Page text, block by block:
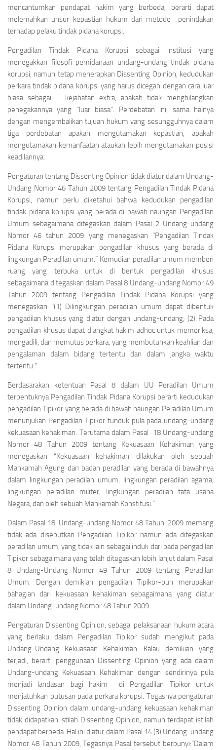
mencantumkan pendapat hakim yang berbeda, berarti dapat
melemahkan unsur kepastian hukum dari metode penindakan
terhadap pelaku tindak pidana korupsi.
Pengadilan Tindak Pidana Korupsi sebagai institusi yang
menegakkan filosofi pemidanaan undang-undang tindak pidana
korupsi, namun tetap menerapkan Dissenting Opinion, kedudukan
perkara tindak pidana korupsi yang harus dicegah dengan cara luar
biasa sebagai
kejahatan extra, apakah tidak menghilangkan
penegakannya yang “luar biasa”. Perdebatan ini, sama halnya
dengan mengembalikan tujuan hukum yang sesungguhnya dalam
tiga perdebatan apakah mengutamakan kepastian, apakah
mengutamakan kemanfaatan ataukah lebih mengutamakan posisi
keadilannya.
Pengaturan tentang Dissenting Opinion tidak diatur dalam Undang-
Undang Nomor 46 Tahun 2009 tentang Pengadilan Tindak Pidana
Korupsi, namun perlu diketahui bahwa kedudukan pengadilan
tindak pidana korupsi yang berada di bawah naungan Pengadilan
Umum sebagaimana ditegaskan dalam Pasal 2 Undang-undang
Nomor 46 tahun 2009 yang menegaskan “Pengadilan Tindak
Pidana Korupsi merupakan pengadilan khusus yang berada di
lingkungan Peradilan umum.” Kemudian peradilan umum memberi
ruang yang terbuka untuk di bentuk pengadilan khusus
sebagaimana ditegaskan dalam Pasal 8 Undang-undang Nomor 49
Tahun 2009 tentang Pengadilan Tindak Pidana Korupsi yang
menegaskan “(1) Dilingkungan peradilan umum dapat dibentuk
pengadilan khusus yang diatur dengan undang-undang; (2) Pada
pengadilan khusus dapat diangkat hakim adhoc untuk memeriksa,
mengadili, dan memutus perkara, yang membutuhkan keahlian dan
pengalaman dalam bidang tertentu dan dalam jangka waktu
tertentu.”
Berdasarakan ketentuan Pasal 8 dalam UU Peradilan Umum
terbentuknya Pengadilan Tindak Pidana Korupsi berarti kedudukan
pengadilan Tipikor yang berada di bawah naungan Peradilan Umum
menunjukan Pengadilan Tipikor tunduk pula pada undang-undang
kekuasaan kehakiman. Terutama dalam Pasal 18 Undang-undang
Nomor 48 Tahun 2009 tentang Kekuasaan Kehakiman yang
menegaskan “Kekuasaan kehakiman dilakukan oleh sebuah
Mahkamah Agung dan badan peradilan yang berada di bawahnya
dalam lingkungan peradilan umum, lingkungan peradilan agama,
lingkungan peradilan militer, lingkungan peradilan tata usaha
Negara, dan oleh sebuah Mahkamah Konstitusi.”
Dalam Pasal 18 Undang-undang Nomor 48 Tahun 2009 memang
tidak ada disebutkan Pengadilan Tipikor namun ada ditegaskan
peradilan umum, yang tidak lain sebagai induk dari pada pengadilan
Tipikor sebagaimana yang telah ditegaskan lebih lanjut dalam Pasal
8 Undang-Undang Nomor 49 Tahun 2009 tentang Peradilan
Umum. Dengan demikian pengadilan Tipikor-pun merupakan
bahagian dari kekuasaan kehakiman sebagaimana yang diatur
dalam Undang-undang Nomor 48 Tahun 2009.
Pengaturan Dissenting Opinion, sebagai pelaksanaan hukum acara
yang berlaku dalam Pengadilan Tipikor sudah mengikut pada
Undang-Undang Kekuasaan Kehakiman. Kalau demikian yang
terjadi, berarti penggunaan Dissenting Opinionyang ada dalam
Undang-undang Kekuasaan Kehakiman dengan sendirinya pula
menjadi landasan bagi hakim di Pengadilan Tipikor untuk
menjatuhkan putusan pada perkara korupsi. Tegasnya pengaturan
Dissenting Opinion dalam undang-undang kekuasaan kehakiman
tidak didapatkan istilah Dissenting Opinion, namun terdapat istilah
pendapat berbeda. Hal ini diatur dalam Pasal 14 (3) Undang-undang
Nomor 48 Tahun 2009, Tegasnya Pasal tersebut berbunyi:“Dalam